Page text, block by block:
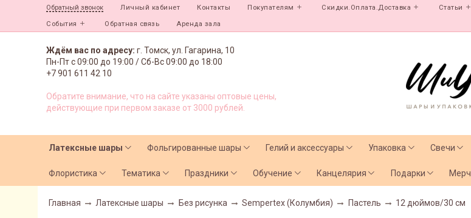
Обратный звонок Личный кабинет Контакты Покупателям Скидки.Оплата.Доставка Статьи
События Обратная связь Аренда зала
Ждём вас по адресу: г. Томск, ул. Гагарина, 10
Пн-Пт с09:00 до 19:00 /Сб-Вс 09:00 до 18:00
+7 901 611 42 10
Обратите внимание, что на сайте указаны оптовые цены,
действующие при первом заказе от 3000 рублей.
Латексные шары Фольгированные шары Гелий и аксессуары Упаковка Свечи
Флористика Тематика Праздники Обучение Канцелярия Подарки Мерч
Главная Латексные шары Без рисунка Sempertex (Колумбия) Пастель 12 дюймов/30 см